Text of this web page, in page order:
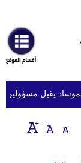
أخبارعاجلة
رياضة
ثقافة
إقتصاد
يقيل مسؤولين